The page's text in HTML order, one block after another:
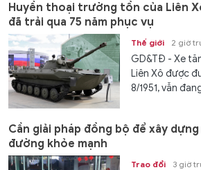
Huyền thoại trường tồn của Liên
đã trải qua 75 năm phục vụ
Thế giới 2 giờ
GD&TĐ - Xe
Liên Xô được
8/1951, vẫn
Cần giải pháp đồng bộ để xây
đường khỏe mạnh
Trao đổi 3 giờ